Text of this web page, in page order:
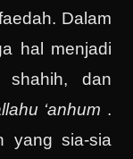
Dalam
hal menjadi
shahih, dan
‘anhum .
yang sia-sia